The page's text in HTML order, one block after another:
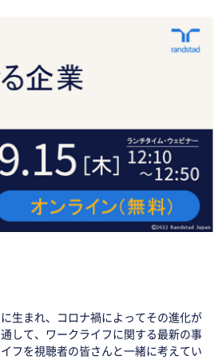
生まれ、コロナ禍によってその進化が
して、ワークライフに関する最新の事
フを視聴者の皆さんと一緒に考えてい